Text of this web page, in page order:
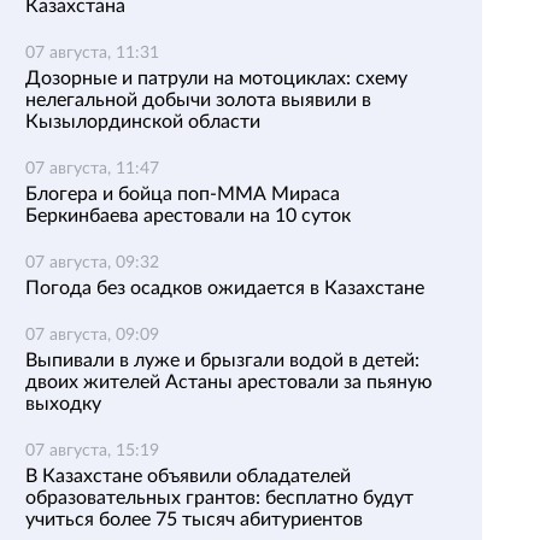
Казахстана
07 августа, 11:31
Дозорные и патрули на мотоциклах: схему
нелегальной добычи золота выявили в
Кызылординской области
07 августа, 11:47
Блогера и бойца поп-ММА Мираса
Беркинбаева арестовали на 10 суток
07 августа, 09:32
Погода без осадков ожидается в Казахстане
07 августа, 09:09
Выпивали в луже и брызгали водой в детей:
двоих жителей Астаны арестовали за пьяную
выходку
07 августа, 15:19
В Казахстане объявили обладателей
образовательных грантов: бесплатно будут
учиться более 75 тысяч абитуриентов